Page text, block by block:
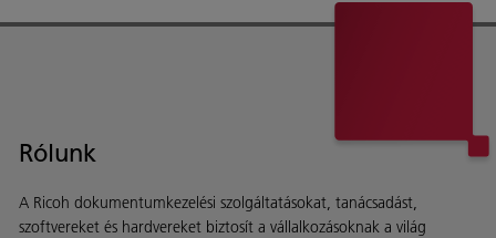
Rólunk
A Ricoh dokumentumkezelési szolgáltatásokat, tanácsadást,
szoftvereket és hardvereket biztosít a vállalkozásoknak a világ